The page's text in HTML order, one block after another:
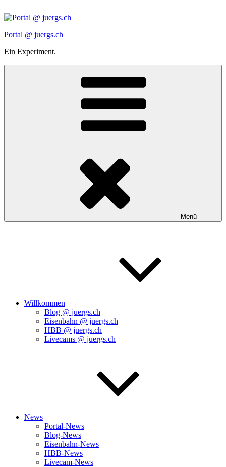
Inhalt
Portal @ juergs.ch
Ein Experiment.
Menü
Willkommen
Blog @ juergs.ch
Eisenbahn @ juergs.ch
HBB @ juergs.ch
Livecams @ juergs.ch
News
Portal-News
Blog-News
Eisenbahn-News
HBB-News
Livecam-News